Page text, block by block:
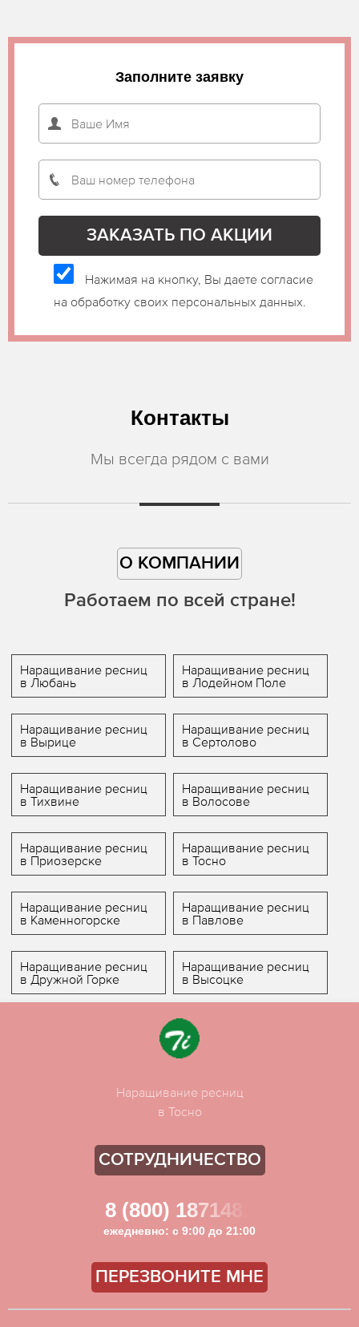
Заполните заявку
Нажимая на кнопку, Вы даете согласие
на обработку своих персональных данных.
Контакты
Мы всегда рядом с вами
О КОМПАНИИ
Работаем по всей стране!
Наращивание ресниц
в Любань
Наращивание ресниц
в Лодейном Поле
Наращивание ресниц
в Вырице
Наращивание ресниц
в Сертолово
Наращивание ресниц
в Тихвине
Наращивание ресниц
в Волосове
Наращивание ресниц
в Приозерске
Наращивание ресниц
в Тосно
Наращивание ресниц
в Каменногорске
Наращивание ресниц
в Павлове
Наращивание ресниц
в Дружной Горке
Наращивание ресниц
в Высоцке
Наращивание ресниц
в Тосно
СОТРУДНИЧЕСТВО
8 (800) 1871481
ежедневно: с 9:00 до 21:00
ПЕРЕЗВОНИТЕ МНЕ